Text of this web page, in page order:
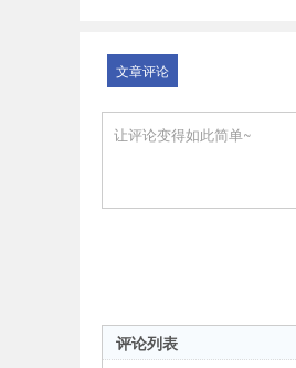
文章评论
评论列表